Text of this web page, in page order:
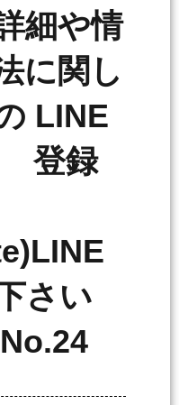
細や情
に関し
LINE
登録
さい